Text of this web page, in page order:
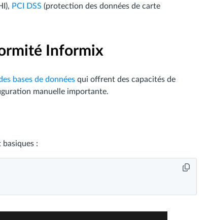
PCI DSS (protection des données de carte
Informix
bases de données qui offrent des capacités de
manuelle importante.
basiques :